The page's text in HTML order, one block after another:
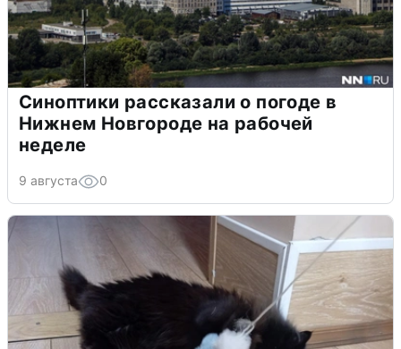
Синоптики рассказали о погоде в
Нижнем Новгороде на рабочей
неделе
9 августа 0